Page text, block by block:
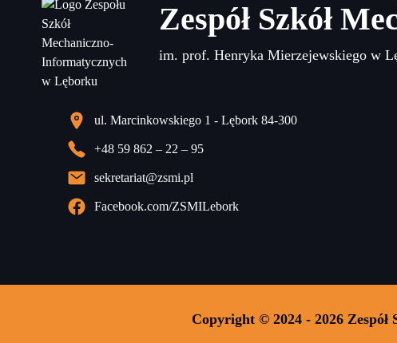
Zespół Szkół
im. prof. Henryka Mierzejewskiego w
ul. Marcinkowskiego 1 - Lębork 84-300
+48 59 862 – 22 – 95
sekretariat@zsmi.pl
Facebook.com/ZSMILebork
Copyright © 2024 - 2026